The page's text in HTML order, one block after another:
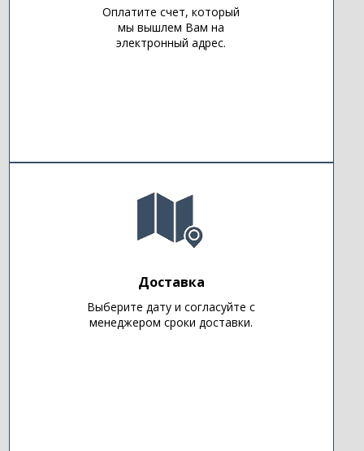
Оплатите счет, который
мы вышлем Вам на
электронный адрес.
Доставка
Выберите дату и согласуйте с
менеджером сроки доставки.